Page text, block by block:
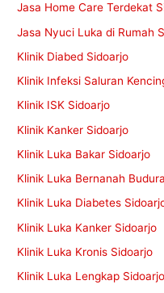
Jasa Home Care Terdekat
Jasa Nyuci Luka di Rumah
Klinik Diabed Sidoarjo
Klinik Infeksi Saluran
Klinik ISK Sidoarjo
Klinik Kanker Sidoarjo
Klinik Luka Bakar Sidoarjo
Klinik Luka Bernanah
Klinik Luka Diabetes
Klinik Luka Kanker Sidoarjo
Klinik Luka Kronis Sidoarjo
Klinik Luka Lengkap Sidoarjo